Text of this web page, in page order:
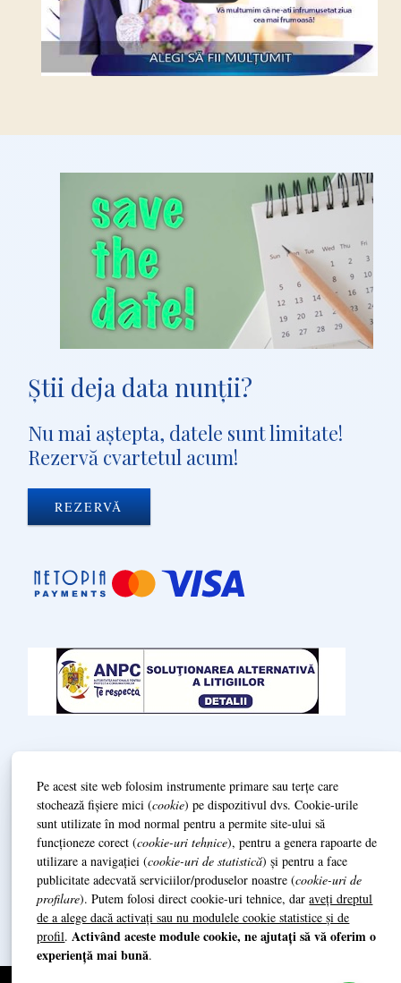
Ştii deja data nunţii?
Nu mai aştepta, datele sunt limitate!
Rezervă cvartetul acum!
REZERVĂ
Politică de Confidenționalitate (GDPR)
ivrare și prestarea serviciilor
Date de identificare / Impressum
Politica de Anulare și Despăgubiri
Pe acest site web folosim instrumente primare sau terțe care
stochează fișiere mici (cookie) pe dispozitivul dvs. Cookie-urile
sunt utilizate în mod normal pentru a permite site-ului să
funcționeze corect (cookie-uri tehnice), pentru a genera rapoarte de
utilizare a navigației (cookie-uri de statistică) și pentru a face
publicitate adecvată serviciilor/produselor noastre (cookie-uri de
profilare). Putem folosi direct cookie-uri tehnice, daraveți dreptul
de a alege dacă activați sau nu modulele cookie statistice și de
profil.Activând aceste module cookie, ne ajutați să vă oferim o
experiență mai bună.